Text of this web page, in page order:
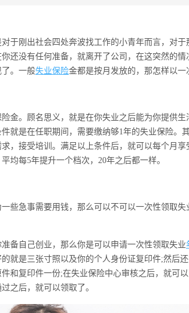
刚出社会四处奔波找工作的小青年而言，对于
还没有任何准备，就离开了公司，在这突然的
。一般失业保险金都是按月发放的，那怎样以一
。顾名思义，就是在你失业之后能为你提供生
就是在任职期间，需要缴纳够1年的失业保险。
，接受培训。满足以上条件后，就可以每个月
均每5年提升一个档次，20年之后都一样。
急事需要用钱，那么可以不可以一次性领取失
自己创业，那么你是可以申请一次性领取失业
就是三张寸照以及你的个人身份证复印件;然后
和复印件一份;在失业保险中心审核之后，就可
之后，就可以领取了。